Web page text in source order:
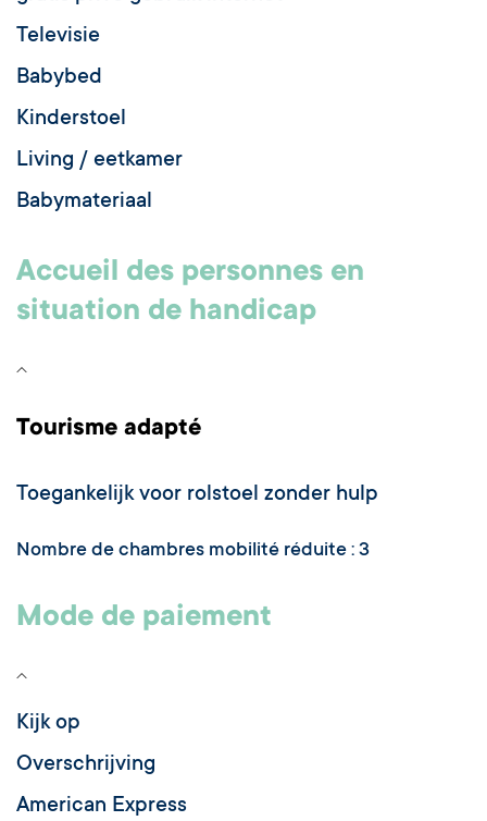
Televisie
Babybed
Kinderstoel
Living / eetkamer
Babymateriaal
Accueil des personnes en
situation de handicap
Tourisme adapté
Toegankelijk voor rolstoel zonder hulp
Nombre de chambres mobilité réduite : 3
Mode de paiement
Kijk op
Overschrijving
American Express